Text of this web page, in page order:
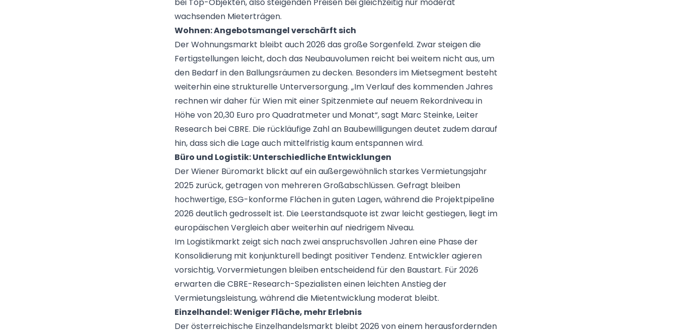
wachsenden Mieterträgen.
Wohnen: Angebotsmangel verschärft sich
Der Wohnungsmarkt bleibt auch 2026 das große Sorgenfeld. Zwar steigen die
Fertigstellungen leicht, doch das Neubauvolumen reicht bei weitem nicht aus, um
den Bedarf in den Ballungsräumen zu decken. Besonders im Mietsegment besteht
weiterhin eine strukturelle Unterversorgung. „Im Verlauf des kommenden Jahres
rechnen wir daher für Wien mit einer Spitzenmiete auf neuem Rekordniveau in
Höhe von 20,30 Euro pro Quadratmeter und Monat“, sagt Marc Steinke, Leiter
Research bei CBRE. Die rückläufige Zahl an Baubewilligungen deutet zudem darauf
hin, dass sich die Lage auch mittelfristig kaum entspannen wird.
Büro und Logistik: Unterschiedliche Entwicklungen
Der Wiener Büromarkt blickt auf ein außergewöhnlich starkes Vermietungsjahr
2025 zurück, getragen von mehreren Großabschlüssen. Gefragt bleiben
hochwertige, ESG-konforme Flächen in guten Lagen, während die Projektpipeline
2026 deutlich gedrosselt ist. Die Leerstandsquote ist zwar leicht gestiegen, liegt im
europäischen Vergleich aber weiterhin auf niedrigem Niveau.
Im Logistikmarkt zeigt sich nach zwei anspruchsvollen Jahren eine Phase der
Konsolidierung mit konjunkturell bedingt positiver Tendenz. Entwickler agieren
vorsichtig, Vorvermietungen bleiben entscheidend für den Baustart. Für 2026
erwarten die CBRE-Research-Spezialisten einen leichten Anstieg der
Vermietungsleistung, während die Mietentwicklung moderat bleibt.
Einzelhandel: Weniger Fläche, mehr Erlebnis
Der österreichische Einzelhandelsmarkt bleibt 2026 von einem herausfordernden